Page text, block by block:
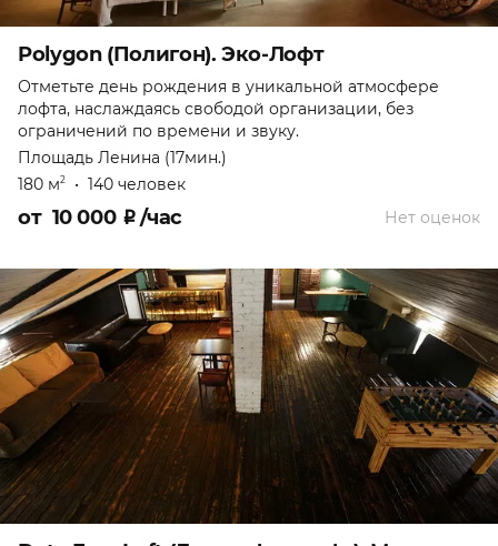
Polygon (Полигон). Эко-Лофт
Отметьте день рождения в уникальной атмосфере
лофта, наслаждаясь свободой организации, без
ограничений по времени и звуку.
Площадь Ленина (17мин.)
180 м2 • 140 человек
Нет оценок
от 10 000 ₽/час